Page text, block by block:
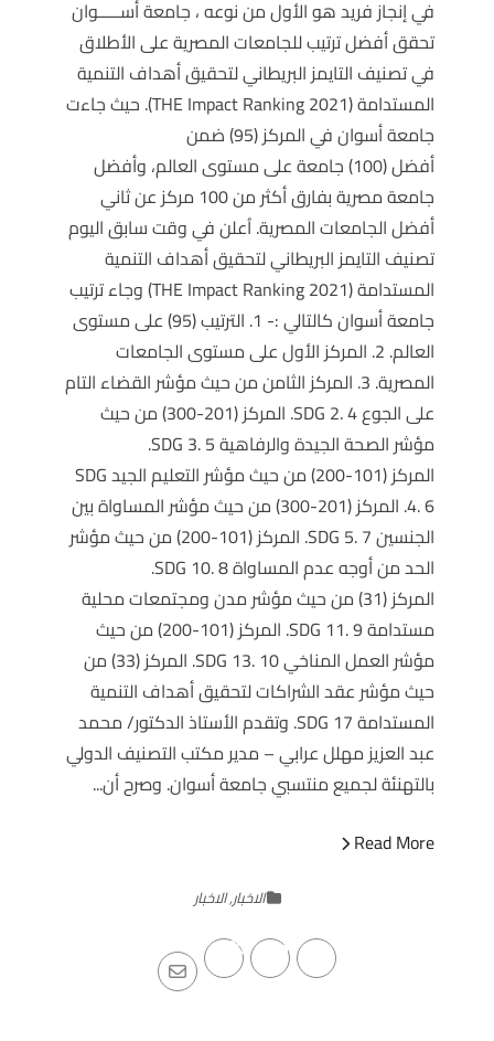
في إنجاز فريد هو الأول من نوعه ، جامعة أســـــوان
تحقق أفضل ترتيب للجامعات المصرية على الأطلاق
في تصنيف التايمز البريطاني لتحقيق أهداف التنمية
المستدامة (THE Impact Ranking 2021). حيث جاءت
جامعة أسوان في المركز (95) ضمن
أفضل (100) جامعة على مستوى العالم، وأفضل
جامعة مصرية بفارق أكثر من 100 مركز عن ثاني
أفضل الجامعات المصرية. اُعلن في وقت سابق اليوم
تصنيف التايمز البريطاني لتحقيق أهداف التنمية
المستدامة (THE Impact Ranking 2021) وجاء ترتيب
جامعة أسوان كالتالي :- 1. الترتيب (95) على مستوى
العالم. 2. المركز الأول على مستوى الجامعات
المصرية. 3. المركز الثامن من حيث مؤشر القضاء التام
على الجوع SDG 2. 4. المركز (201-300) من حيث
مؤشر الصحة الجيدة والرفاهية SDG 3. 5.
المركز (101-200) من حيث مؤشر التعليم الجيد SDG
4. 6. المركز (201-300) من حيث مؤشر المساواة بين
الجنسين SDG 5. 7. المركز (101-200) من حيث مؤشر
الحد من أوجه عدم المساواة SDG 10. 8.
المركز (31) من حيث مؤشر مدن ومجتمعات محلية
مستدامة SDG 11. 9. المركز (101-200) من حيث
مؤشر العمل المناخي SDG 13. 10. المركز (33) من
حيث مؤشر عقد الشراكات لتحقيق أهداف التنمية
المستدامة SDG 17. وتقدم الأستاذ الدكتور/ محمد
عبد العزيز مهلل عرابي – مدير مكتب التصنيف الدولي
بالتهنئة لجميع منتسبي جامعة أسوان. وصرح أن...
Read More
الاخبار,الاخبار